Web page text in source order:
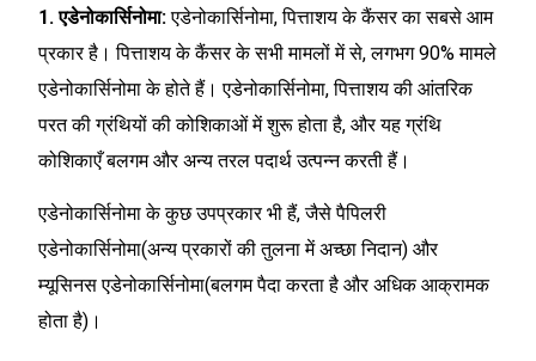
1. एडेनोकार्सिनोमा:एडेनोकार्सिनोमा, पित्ताशय के कैंसर का सबसे आम
प्रकार है। पित्ताशय के कैंसर के सभी मामलों में से, लगभग 90% मामले
एडेनोकार्सिनोमा के होते हैं। एडेनोकार्सिनोमा, पित्ताशय की आंतरिक
परत की ग्रंथियों की कोशिकाओं में शुरू होता है, और यह ग्रंथि
कोशिकाएँ बलगम और अन्य तरल पदार्थ उत्पन्न करती हैं।
एडेनोकार्सिनोमा के कुछ उपप्रकार भी हैं, जैसे पैपिलरी
एडेनोकार्सिनोमा(अन्य प्रकारों की तुलना में अच्छा निदान) और
म्यूसिनस एडेनोकार्सिनोमा(बलगम पैदा करता है और अधिक आक्रामक
होता है)।